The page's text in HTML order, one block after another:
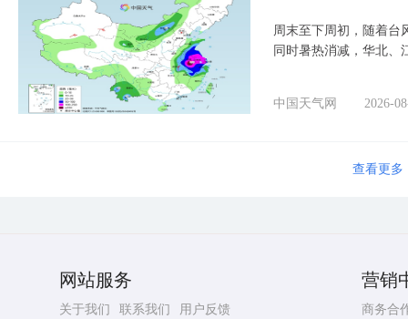
周末至下周初，随着台
同时暑热消减，华北、
中国天气网 2026-
查看更多
网站服务
关于我们 联系我们
用户反馈
营销
商务合